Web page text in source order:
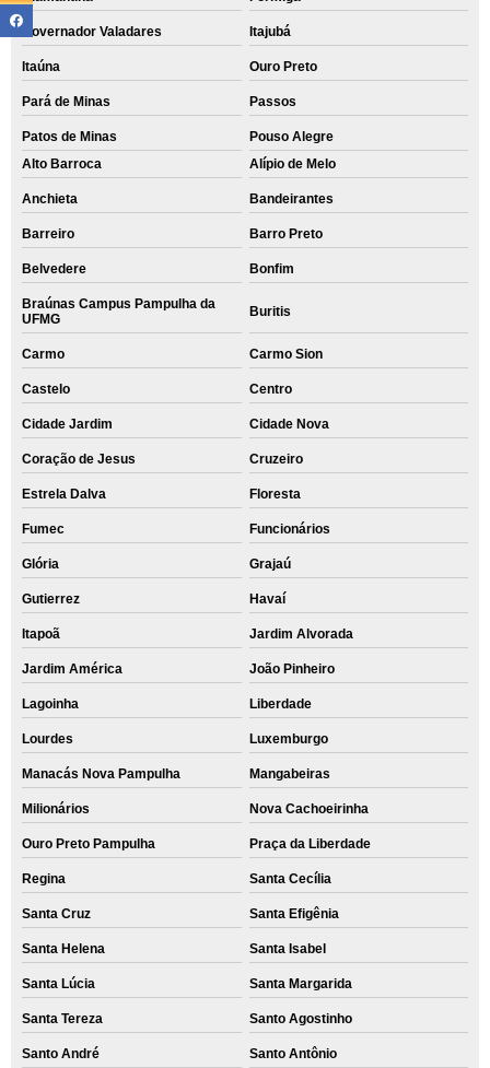
Governador Valadares Itajubá
Itaúna Ouro Preto
Pará de Minas Passos
Patos de Minas
Pouso Alegre
Alto Barroca
Alípio de Melo
Anchieta Bandeirantes
Barreiro Barro Preto
Belvedere Bonfim
Braúnas Campus Pampulha da
UFMG
Buritis
Carmo Carmo Sion
Castelo Centro
Cidade Jardim Cidade Nova
Coração de Jesus Cruzeiro
Estrela Dalva Floresta
Fumec Funcionários
Glória Grajaú
Gutierrez Havaí
Itapoã Jardim Alvorada
Jardim América João Pinheiro
Lagoinha Liberdade
Lourdes Luxemburgo
Manacás Nova Pampulha Mangabeiras
Milionários Nova Cachoeirinha
Ouro Preto Pampulha Praça da Liberdade
Regina Santa Cecília
Santa Cruz Santa Efigênia
Santa Helena Santa Isabel
Santa Lúcia Santa Margarida
Santa Tereza Santo Agostinho
Santo André Santo Antônio